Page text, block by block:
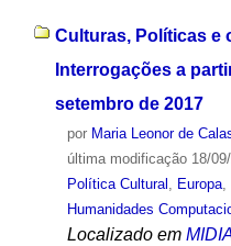
Culturas, Políticas e
Interrogações a
setembro de 2017
por Maria Leonor de
última modificação18/09/
Política Cultural , Europa,
Humanidades
Localizado em